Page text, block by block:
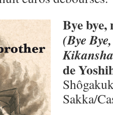
Bye
(Bye
de
Sakka/